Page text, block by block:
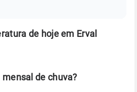
de hoje em Erval
mensal de chuva?